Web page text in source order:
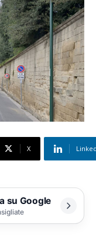
X
su Google